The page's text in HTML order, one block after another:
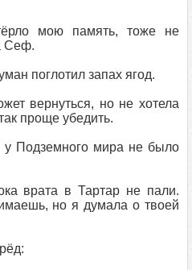
мою память, тоже не
Сеф.
поглотил запах ягод.
вернуться, но не хотела
проще убедить.
у Подземного мира не было
врата в Тартар не пали.
но я думала о твоей